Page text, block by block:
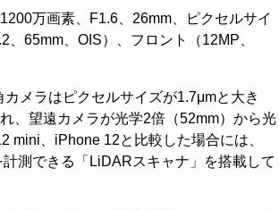
万画素、F1.6、26mm、ピクセルサイ
65mm、OIS）、フロント（12MP、
メラはピクセルサイズが1.7μmと大き
、望遠カメラが光学2倍（52mm）から光
mini、iPhone 12と比較した場合には、
測できる「LiDARスキャナ」を搭載して